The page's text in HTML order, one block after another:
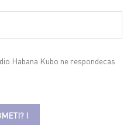
Habana Kubo ne respondecas